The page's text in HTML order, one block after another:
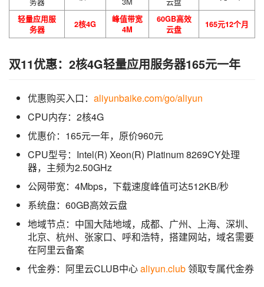
轻量应用服
务器
2核4G
峰值带宽
4M
60GB高效
云盘
165元12个月
双11优惠：2核4G轻量应用服务器165元一年
优惠购买入口： aliyunbaike.com/go/aliyun
CPU内存：2核4G
优惠价：165元一年，原价960元
CPU型号：Intel(R) Xeon(R) Platinum 8269CY处理
器，主频为2.50GHz
公网带宽：4Mbps，下载速度峰值可达512KB/秒
系统盘：60GB高效云盘
地域节点：中国大陆地域，成都、广州、上海、深圳、
北京、杭州、张家口、呼和浩特，搭建网站，域名需要
在阿里云备案
代金券：阿里云CLUB中心aliyun.club领取专属代金券